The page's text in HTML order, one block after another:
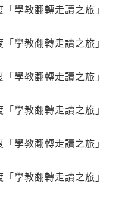
學教翻轉走讀之旅」
學教翻轉走讀之旅」
學教翻轉走讀之旅」
學教翻轉走讀之旅」
學教翻轉走讀之旅」
學教翻轉走讀之旅」